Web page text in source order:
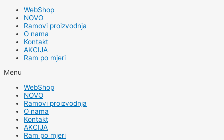
WebShop
NOVO
Ramovi proizvodnja
O nama
Kontakt
AKCIJA
Ram po mjeri
Menu
WebShop
NOVO
Ramovi proizvodnja
O nama
Kontakt
AKCIJA
Ram po mjeri